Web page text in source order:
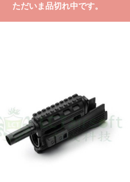
ただいま品切れ中です。